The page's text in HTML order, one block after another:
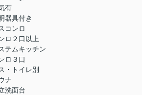
有
器具付き
コンロ
ロ２口以上
テムキッチン
ロ３口
・トイレ別
ナ
洗面台